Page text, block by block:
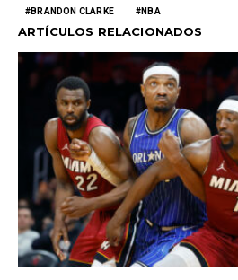
BRANDON CLARKE NBA
ARTÍCULOS RELACIONADOS